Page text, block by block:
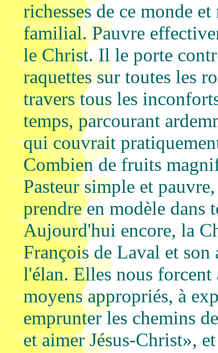
richesses de ce monde
familial. Pauvre
le Christ. Il le porte
raquettes sur toutes les
travers tous les
temps, parcourant
qui couvrait
Combien de fruits
Pasteur simple et
prendre en modèle
Aujourd'hui encore, la
François de Laval et
l'élan. Elles nous forcent
moyens appropriés, à
emprunter les chemins
et aimer Jésus-Christ»,